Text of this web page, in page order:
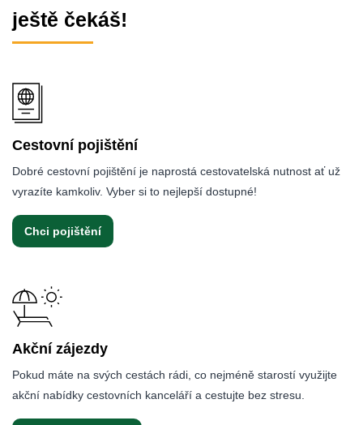
ještě čekáš!
Cestovní pojištění
Dobré cestovní pojištění je naprostá cestovatelská nutnost ať už
vyrazíte kamkoliv. Vyber si to nejlepší dostupné!
Chci pojištění
Akční zájezdy
Pokud máte na svých cestách rádi, co nejméně starostí využijte
akční nabídky cestovních kanceláří a cestujte bez stresu.